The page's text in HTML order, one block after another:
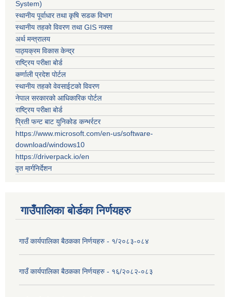
System)
स्थानीय पूर्वाधार तथा कृषि सडक विभाग
स्थानीय तहको विवरण तथा GIS नक्सा
अर्थ मन्त्रालय
पाठ्यक्रम विकास केन्द्र
राष्ट्रिय परीक्षा बोर्ड
कर्णाली प्रदेश पोर्टल
स्थानीय तहको वेवसाईटको विवरण
नेपाल सरकारको आधिकारिक पोर्टल
राष्ट्रिय परीक्षा बोर्ड
प्रिती फन्ट बाट युनिकोड कन्भर्रटर
https://www.microsoft.com/en-us/software-
download/windows10
https://driverpack.io/en
वृत मार्गनिर्देशन
गाउँपालिका बोर्डका निर्णयहरु
गाउँ कार्यपालिका बैठकका निर्णयहरु - १/२०८३-०८४
गाउँ कार्यपालिका बैठकका निर्णयहरु - १६/२०८२-०८३